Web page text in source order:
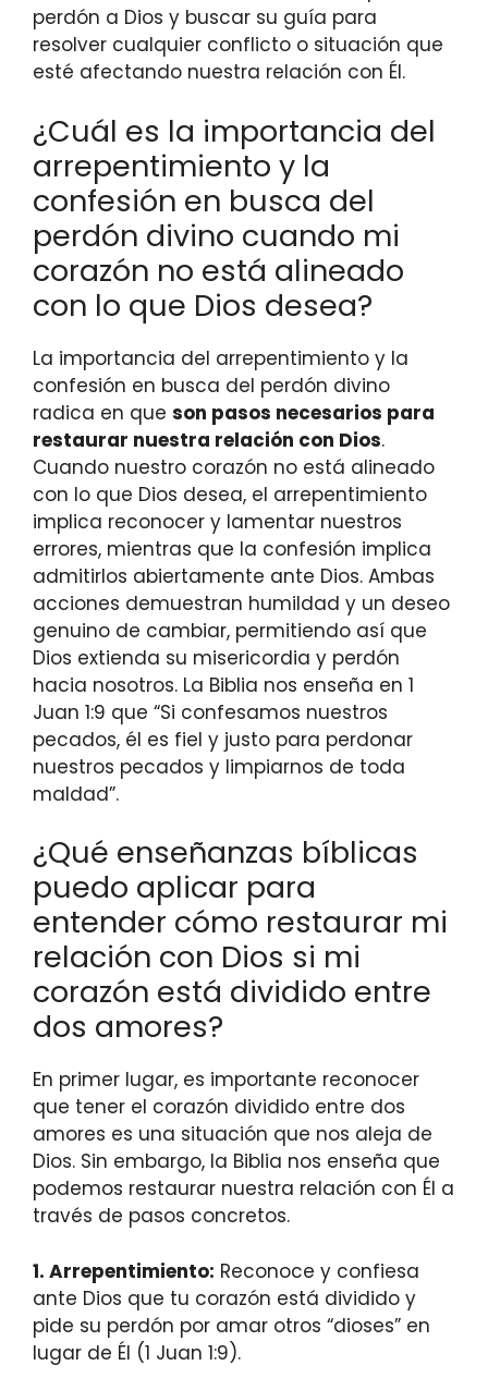
perdón a Dios y buscar su guía para
resolver cualquier conflicto o situación que
esté afectando nuestra relación con Él.
¿Cuál es la importancia del
arrepentimiento y la
confesión en busca del
perdón divino cuando mi
corazón no está alineado
con lo que Dios desea?
La importancia del arrepentimiento y la
confesión en busca del perdón divino
radica en que son pasos necesarios para
restaurar nuestra relación con Dios.
Cuando nuestro corazón no está alineado
con lo que Dios desea, el arrepentimiento
implica reconocer y lamentar nuestros
errores, mientras que la confesión implica
admitirlos abiertamente ante Dios. Ambas
acciones demuestran humildad y un deseo
genuino de cambiar, permitiendo así que
Dios extienda su misericordia y perdón
hacia nosotros. La Biblia nos enseña en 1
Juan 1:9 que “Si confesamos nuestros
pecados, él es fiel y justo para perdonar
nuestros pecados y limpiarnos de toda
maldad”.
¿Qué enseñanzas bíblicas
puedo aplicar para
entender cómo restaurar mi
relación con Dios si mi
corazón está dividido entre
dos amores?
En primer lugar, es importante reconocer
que tener el corazón dividido entre dos
amores es una situación que nos aleja de
Dios. Sin embargo, la Biblia nos enseña que
podemos restaurar nuestra relación con Él a
través de pasos concretos.
1. Arrepentimiento: Reconoce y confiesa
ante Dios que tu corazón está dividido y
pide su perdón por amar otros “dioses” en
lugar de Él (1 Juan 1:9).